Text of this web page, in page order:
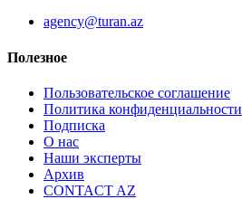
agency@turan.az
Полезное
Пользовательское соглашение
Политика конфиденциальности
Подписка
О нас
Наши эксперты
Архив
CONTACT AZ